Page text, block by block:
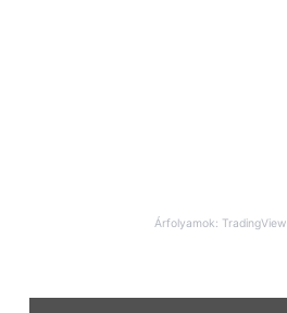
Árfolyamok: TradingView